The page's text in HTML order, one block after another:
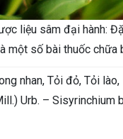
liệu sâm đại hành:
một số bài thuốc chữa
nhan, Tỏi đỏ, Tỏi
Urb. – Sisyrinchium